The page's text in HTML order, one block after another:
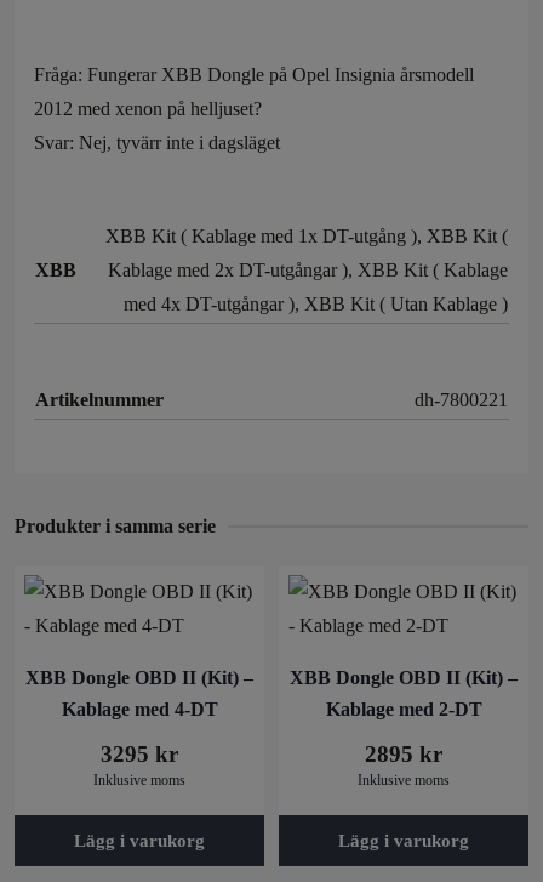
Fråga: Fungerar XBB Dongle på Opel Insignia årsmodell
2012 med xenon på helljuset?
Svar: Nej, tyvärr inte i dagsläget
XBB
XBB Kit ( Kablage med 1x DT-utgång ), XBB Kit (
Kablage med 2x DT-utgångar ), XBB Kit ( Kablage
med 4x DT-utgångar ), XBB Kit ( Utan Kablage )
Artikelnummer dh-7800221
Produkter i samma serie
XBB Dongle OBD II (Kit) –
Kablage med 4-DT
3295 kr
Inklusive moms
Lägg i varukorg
XBB Dongle OBD II (Kit) –
Kablage med 2-DT
2895 kr
Inklusive moms
Lägg i varukorg